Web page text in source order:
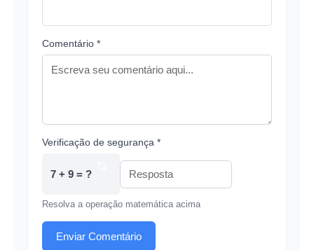
Comentário *
Verificação de segurança *
7 + 9 = ?
Resolva a operação matemática acima
Enviar Comentário